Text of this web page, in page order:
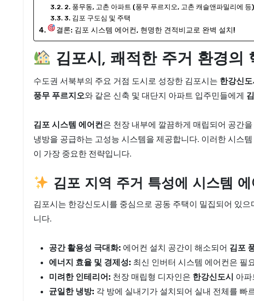
2. 풍무동, 고촌 아파트 (풍무 푸르지오, 고촌 캐슬앤파밀리에 등)
3. 김포 구도심 및 주택
결론: 김포 시스템 에어컨, 현명한 견적비교로 완벽 설치!
김포시, 쾌적한 주거 환경의
수도권 서북부의 주요 거점 도시로 성장한 김포시는 한강신
풍무 푸르지오와 같은 신축 및 대단지 아파트 입주민들에게
김포 시스템 에어컨은 천장 내부에 깔끔하게 매립되어 공간
냉방을 공급하는 고성능 시스템을 제공합니다. 이러한 시스
이 가장 중요한 전략입니다.
김포 지역 주거 특성에 시스템
김포시는 한강신도시를 중심으로 공동 주택이 밀집되어 있
니다.
공간 활용성 극대화: 에어컨 설치 공간이 해소되어 김포
에너지 효율 및 경제성: 최신 인버터 시스템 에어컨은 필
미려한 인테리어: 천장 매립형 디자인은 한강신도시 아
균일한 냉방: 각 방에 실내기가 설치되어 실내 전체를 빠